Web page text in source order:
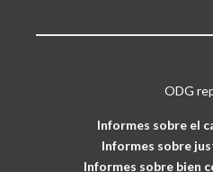
ODG
Informes sobre el
Informes sobre
Informes sobre bien